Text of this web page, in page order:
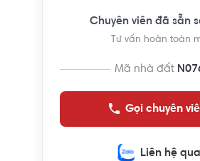
Chuyên viên đã sẵn
Tư vấn hoàn toàn
Mã nhà đất
Gọi chuyên
Liên hệ